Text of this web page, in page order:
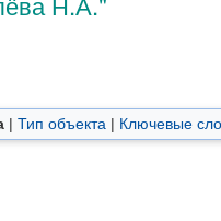
| Тип объекта | Ключевые